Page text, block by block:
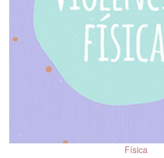
Salud Mental después
del COVID-19
Relaciones
Interpersonales
Trastornos de la
Física